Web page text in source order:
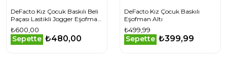
DeFacto Kız Çocuk Baskılı Beli
Paçası Lastikli Jogger Eşofman
Altı D9170A824AUGR93
₺600,00
Sepette ₺480,00
DeFacto Kız Çocuk Baskılı
Eşofman Altı
₺499,99
Sepette ₺399,99